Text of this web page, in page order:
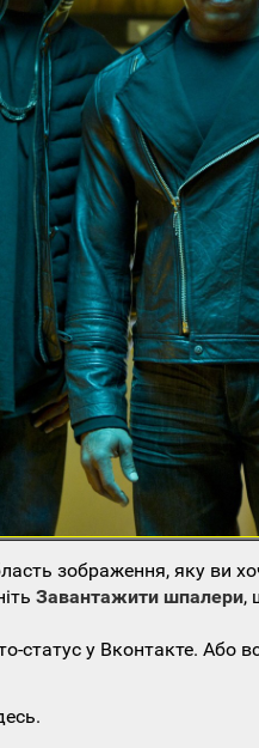
зображення, яку ви
Завантажити шпалери,
у Вконтакте. Або